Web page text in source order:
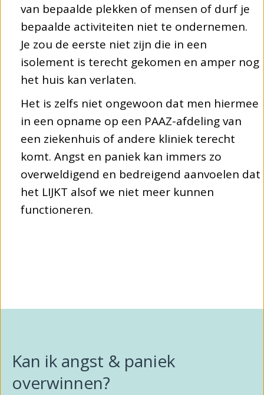
van bepaalde plekken of mensen of durf je
bepaalde activiteiten niet te ondernemen.
Je zou de eerste niet zijn die in een
isolement is terecht gekomen en amper nog
het huis kan verlaten.
Het is zelfs niet ongewoon dat men hiermee
in een opname op een PAAZ-afdeling van
een ziekenhuis of andere kliniek terecht
komt. Angst en paniek kan immers zo
overweldigend en bedreigend aanvoelen dat
het LIJKT alsof we niet meer kunnen
functioneren.
Kan ik angst & paniek
overwinnen?